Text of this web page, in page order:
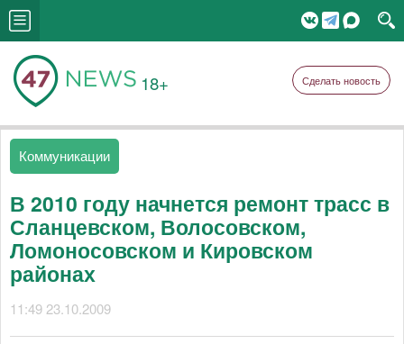
18+ Сделать новость
Коммуникации
В 2010 году начнется ремонт трасс в
Сланцевском, Волосовском,
Ломоносовском и Кировском
районах
11:49 23.10.2009